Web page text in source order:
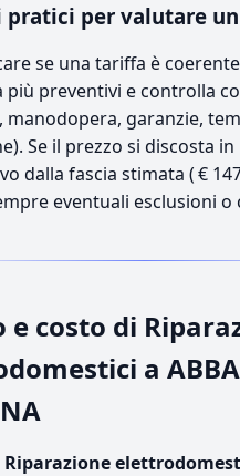
pratici per valutare
se una tariffa è
preventivi e controlla
manodopera, garanzie,
Se il prezzo si discosta
dalla fascia stimata ( €
eventuali esclusioni o
e costo di
a
Riparazione